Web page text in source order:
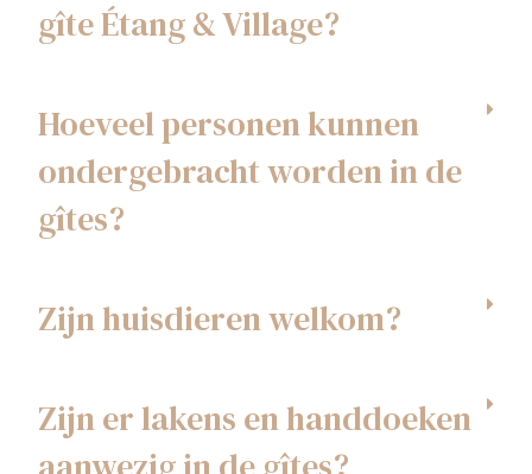
gîte Étang & Village?
Hoeveel personen kunnen
ondergebracht worden in de
gîtes?
Zijn huisdieren welkom?
Zijn er lakens en handdoeken